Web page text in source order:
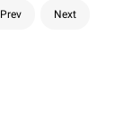
Prev Next